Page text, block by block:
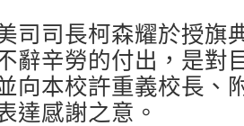
司司長柯森耀於授旗
辭辛勞的付出，是對
向本校許重義校長、
達感謝之意。